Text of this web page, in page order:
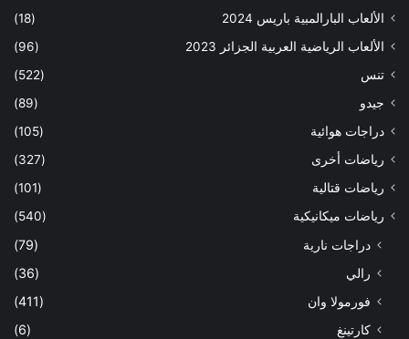
الألعاب البارالمبية باريس 2024
(18)
الألعاب الرياضية العربية الجزائر 2023
(96)
تنس
(522)
جيدو
(89)
دراجات هوائية
(105)
رياضات أخرى
(327)
رياضات قتالية
(101)
رياضات ميكانيكية
(540)
دراجات نارية
(79)
رالي
(36)
فورمولا وان
(411)
كارتينغ
(6)